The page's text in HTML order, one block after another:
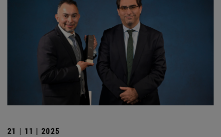
21 | 11 | 2025